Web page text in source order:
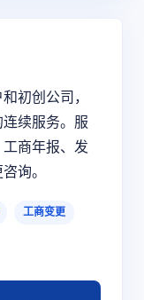
初创公司，
续服务。服
商年报、发
询。
工商变更